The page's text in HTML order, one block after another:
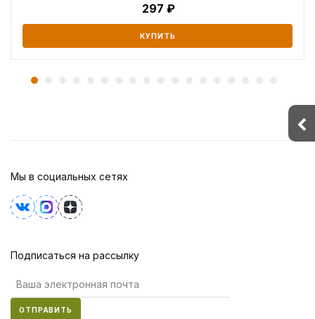
297
КУПИТЬ
Мы в социальных сетях
Подписаться на рассылку
ОТПРАВИТЬ